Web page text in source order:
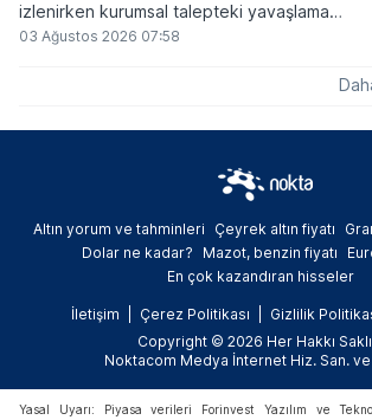
izlenirken kurumsal talepteki yavaşlama
piyasa dinamiklerini etkiliyor. ABD Merkez
03 Ağustos 2026 07:58
Altın yorum ve tahminleri Çeyrek altın fiyatı
Dolar ne kadar?
Mazot, benzin fiyatı
En çok kazandıran hisseler
İletişim Çerez Politikası Gizlilik
Copyright © 2026 Her Hakkı
Noktacom Medya İnternet Hiz. San. ve
Yasal Uyarı: Piyasa verileri Forinvest Yazılım ve